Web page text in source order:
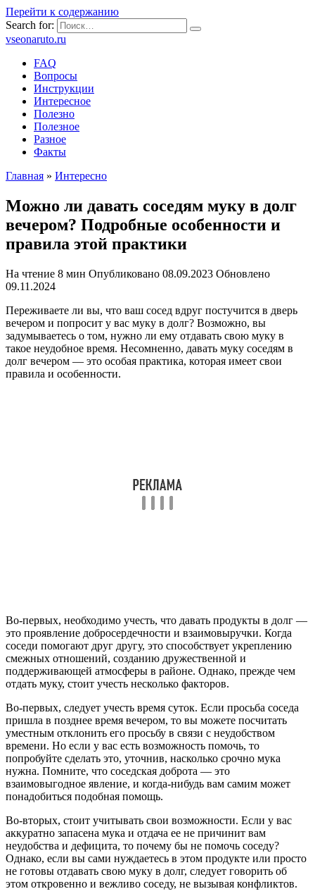
Перейти к содержанию
Search for:
vseonaruto.ru
FAQ
Вопросы
Инструкции
Интересное
Полезно
Полезное
Разное
Факты
Главная » Интересно
Можно ли давать соседям муку в долг
вечером? Подробные особенности и
правила этой практики
На чтение 8 мин Опубликовано 08.09.2023 Обновлено
09.11.2024
Переживаете ли вы, что ваш сосед вдруг постучится в дверь
вечером и попросит у вас муку в долг? Возможно, вы
задумываетесь о том, нужно ли ему отдавать свою муку в
такое неудобное время. Несомненно, давать муку соседям в
долг вечером — это особая практика, которая имеет свои
правила и особенности.
Во-первых, необходимо учесть, что давать продукты в долг —
это проявление добросердечности и взаимовыручки. Когда
соседи помогают друг другу, это способствует укреплению
смежных отношений, созданию дружественной и
поддерживающей атмосферы в районе. Однако, прежде чем
отдать муку, стоит учесть несколько факторов.
Во-первых, следует учесть время суток. Если просьба соседа
пришла в позднее время вечером, то вы можете посчитать
уместным отклонить его просьбу в связи с неудобством
времени. Но если у вас есть возможность помочь, то
попробуйте сделать это, уточнив, насколько срочно мука
нужна. Помните, что соседская доброта — это
взаимовыгодное явление, и когда-нибудь вам самим может
понадобиться подобная помощь.
Во-вторых, стоит учитывать свои возможности. Если у вас
аккуратно запасена мука и отдача ее не причинит вам
неудобства и дефицита, то почему бы не помочь соседу?
Однако, если вы сами нуждаетесь в этом продукте или просто
не готовы отдавать свою муку в долг, следует говорить об
этом откровенно и вежливо соседу, не вызывая конфликтов.